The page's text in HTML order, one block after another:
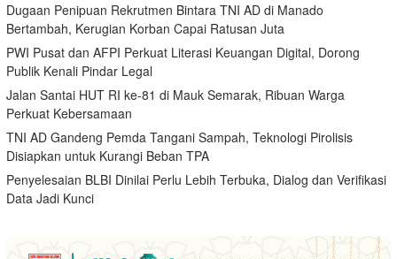
Dugaan Penipuan Rekrutmen Bintara TNI AD di Manado
Bertambah, Kerugian Korban Capai Ratusan Juta
PWI Pusat dan AFPI Perkuat Literasi Keuangan Digital, Dorong
Publik Kenali Pindar Legal
Jalan Santai HUT RI ke-81 di Mauk Semarak, Ribuan Warga
Perkuat Kebersamaan
TNI AD Gandeng Pemda Tangani Sampah, Teknologi Pirolisis
Disiapkan untuk Kurangi Beban TPA
Penyelesaian BLBI Dinilai Perlu Lebih Terbuka, Dialog dan Verifikasi
Data Jadi Kunci